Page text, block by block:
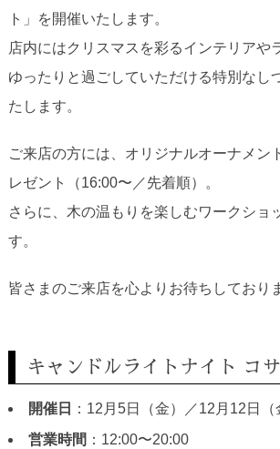
ト」を開催いたします。
店内にはクリスマスを彩るインテリアや
ゆったりと過ごしていただける特別なし
たします。
ご来店の方には、オリジナルオーナメン
レゼント（16:00〜／先着順）。
さらに、木の温もりを楽しむワークショ
す。
皆さまのご来店を心よりお待ちしており
キャンドルライトナイト コ
開催日
：12月5日（金）／12月12日（
営業時間 ：12:00〜20:00